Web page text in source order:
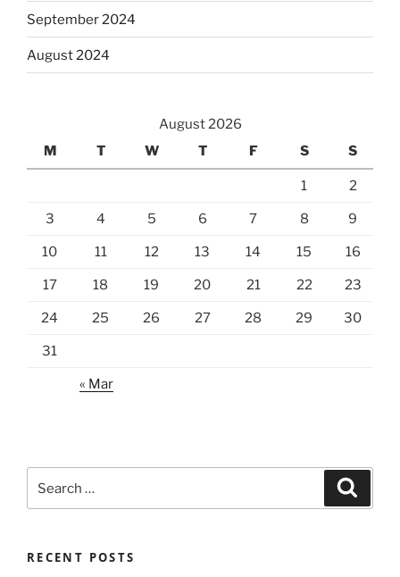
September 2024
August 2024
August 2026
M
T W T F S S
1 2
3 4 5 6 7 8 9
10 11 12 13 14 15 16
17 18 19 20 21 22 23
24 25 26 27 28 29 30
31
« Mar
for:
RECENT POSTS